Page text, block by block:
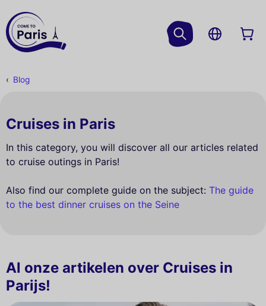
Blog
Cruises in Paris
In this category, you will discover all our articles related
to cruise outings in Paris!
Also find our complete guide on the subject: The guide
to the best dinner cruises on the Seine
Al onze artikelen over Cruises in
Parijs!